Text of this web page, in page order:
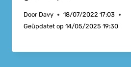
Door Davy
18/07/2022 17:03
Geüpdatet op 14/05/2025 19:30